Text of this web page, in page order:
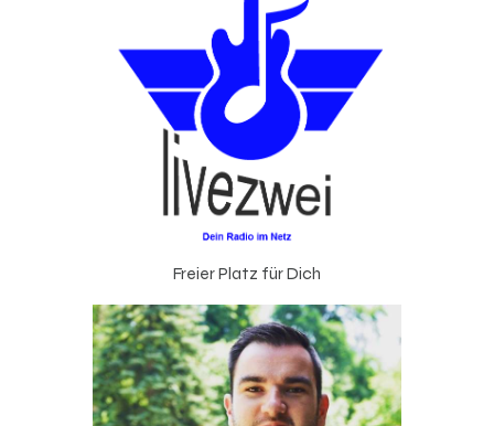
Freier Platz für Dich